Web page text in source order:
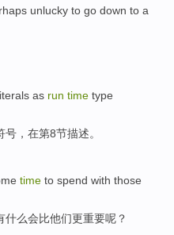
unlucky to go down to a
as run time type
号 ， 在第8节描述。
time to spend with those
什么会比他们更重要呢？